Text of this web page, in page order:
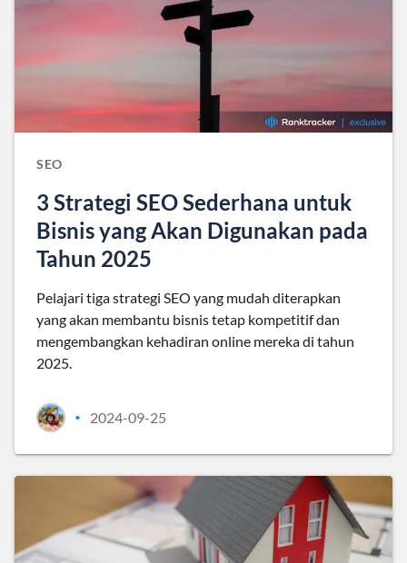
SEO
3 Strategi SEO Sederhana untuk
Bisnis yang Akan Digunakan pada
Tahun 2025
Pelajari tiga strategi SEO yang mudah diterapkan
yang akan membantu bisnis tetap kompetitif dan
mengembangkan kehadiran online mereka di tahun
2025.
• 2024-09-25